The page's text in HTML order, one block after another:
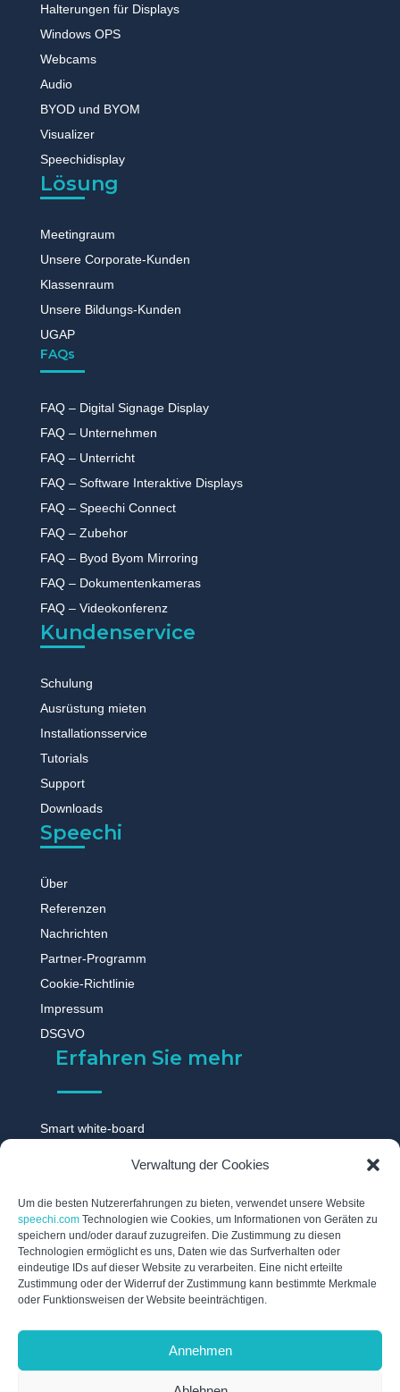
Verwaltung der Cookies
Um die besten Nutzererfahrungen zu bieten, verwendet unsere Website
speechi.com Technologien wie Cookies, um Informationen von Geräten zu
speichern und/oder darauf zuzugreifen. Die Zustimmung zu diesen
Technologien ermöglicht es uns, Daten wie das Surfverhalten oder
eindeutige IDs auf dieser Website zu verarbeiten. Eine nicht erteilte
Zustimmung oder der Widerruf der Zustimmung kann bestimmte Merkmale
oder Funktionsweisen der Website beeinträchtigen.
Annehmen
Halterungen für Displays
Windows OPS
Webcams
Audio
BYOD und BYOM
Visualizer
Speechidisplay
Lösung
Meetingraum
Unsere Corporate-Kunden
Klassenraum
Unsere Bildungs-Kunden
UGAP
FAQs
FAQ – Digital Signage Display
FAQ – Unternehmen
FAQ – Unterricht
FAQ – Software Interaktive Displays
FAQ – Speechi Connect
FAQ – Zubehor
FAQ – Byod Byom Mirroring
FAQ – Dokumentenkameras
FAQ – Videokonferenz
Kundenservice
Schulung
Ausrüstung mieten
Installationsservice
Tutorials
Support
Downloads
Speechi
Über
Referenzen
Nachrichten
Partner-Programm
Cookie-Richtlinie
Impressum
DSGVO
Erfahren Sie mehr
Smart white-board
Digitales whiteboard
Touch display
Digitale schwarzes brett
Interaktive tafel
Interaktives whiteboard
Elektronische tafel